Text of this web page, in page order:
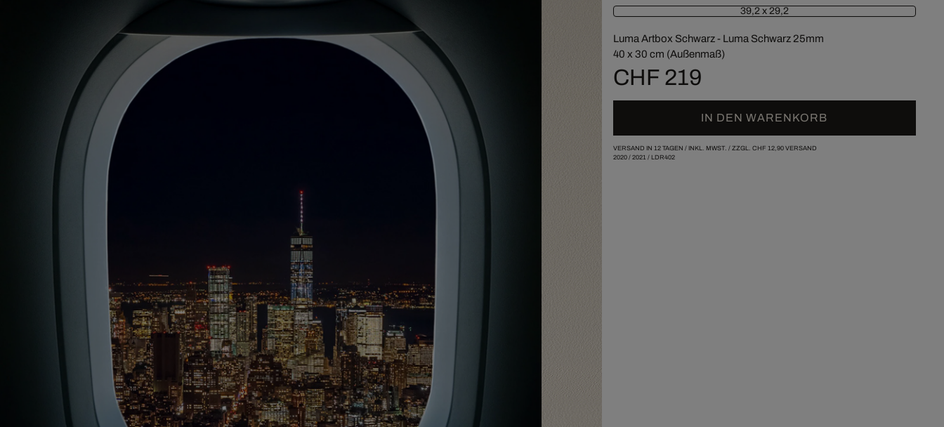
39,2 x 29,2
Luma Artbox Schwarz - Luma Schwarz 25mm
40 x 30 cm (Außenmaß)
CHF 219
IN DEN WARENKORB
VERSAND IN 12 TAGEN / INKL. MWST. / ZZGL. CHF 12,90VERSAND
2020/ 2021/ LDR402